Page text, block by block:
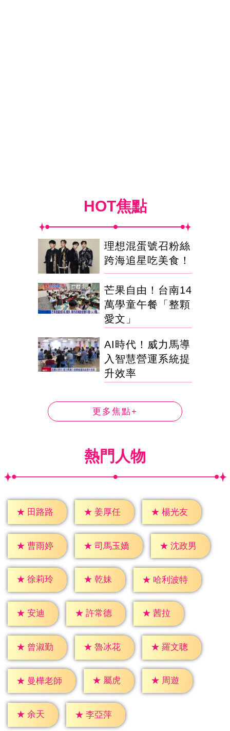
HOT焦點
理想混蛋號召粉絲
跨海追星吃美食！
芒果自由！台南14
萬學童午餐「整顆
愛文」
AI時代！威力馬導
入智慧營運系統提
升效率
更多焦點+
熱門人物
★ 田路路 ★ 姜厚任 ★ 楊光友
★ 曹雨婷 ★ 司馬玉嬌 ★ 沈政男
★ 徐莉玲 ★ 乾妹 ★ 哈利波特
★ 安迪 ★ 許常德 ★ 茜拉
★ 曾淑勤 ★ 魯冰花 ★ 羅文聰
★ 曼樺老師 ★ 屬虎 ★ 周遊
★ 余天 ★ 李亞萍